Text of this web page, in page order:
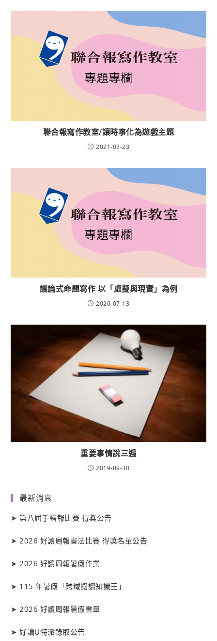
聯合報寫作教室/讓時事化為遊戲主題
2021-03-23
議論式命題寫作 以「虛擬與現實」為例
2020-07-13
重要事情說三遍
2019-09-30
最新消息
➤第八屆手繪報比賽 得獎公告
➤2026 好讀周報書法比賽 得獎名單公告
➤2026 好讀周報暑假作業
➤ 115 年暑假「跨域閱讀知識王」
➤2026 好讀周報暑假書單
➤好讀U特派錄取公告